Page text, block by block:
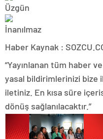
Haber Kaynak :
“Yayınlanan tüm haber
yasal bildirimlerinizi bize
iletiniz. En kısa süre
dönüş sağlanılacaktır.”